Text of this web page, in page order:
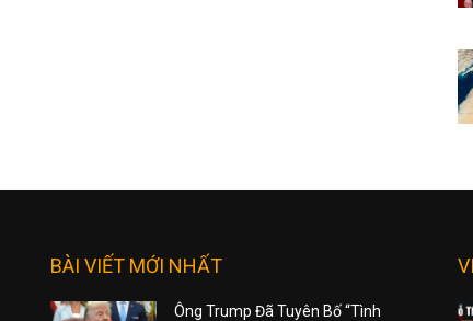
BÀI VIẾT MỚI NHẤT
Ông Trump Đã Tuyên Bố “Tình